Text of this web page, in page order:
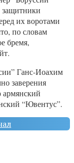
их воротами
по словам
бремя,
Ганс-Иоахим
заверения
“Ювентус”.